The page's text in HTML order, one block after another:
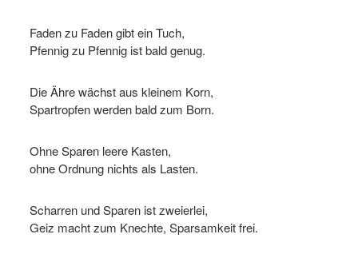
Faden zu Faden gibt ein Tuch,
Pfennig zu Pfennig ist bald genug.
Die Ähre wächst aus kleinem Korn,
Spartropfen werden bald zum Born.
Ohne Sparen leere Kasten,
ohne Ordnung nichts als Lasten.
Scharren und Sparen ist zweierlei,
Geiz macht zum Knechte, Sparsamkeit frei.